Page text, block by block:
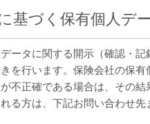
基づく保有個人
ータに関する開示（確認・
を行います。保険会社の保
不正確である場合は、その
る方は、下記お問い合わせ先